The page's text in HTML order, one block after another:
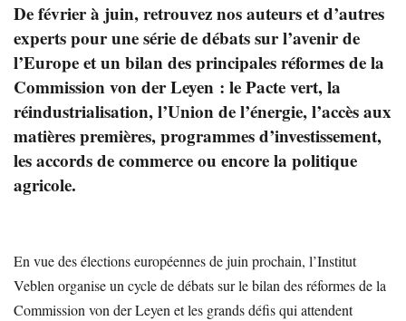
De février à juin, retrouvez nos auteurs et d’autres
experts pour une série de débats sur l’avenir de
l’Europe et un bilan des principales réformes de la
Commission von der Leyen : le Pacte vert, la
réindustrialisation, l’Union de l’énergie, l’accès aux
matières premières, programmes d’investissement,
les accords de commerce ou encore la politique
agricole.
En vue des élections européennes de juin prochain, l’Institut
Veblen organise un cycle de débats sur le bilan des réformes de la
Commission von der Leyen et les grands défis qui attendent